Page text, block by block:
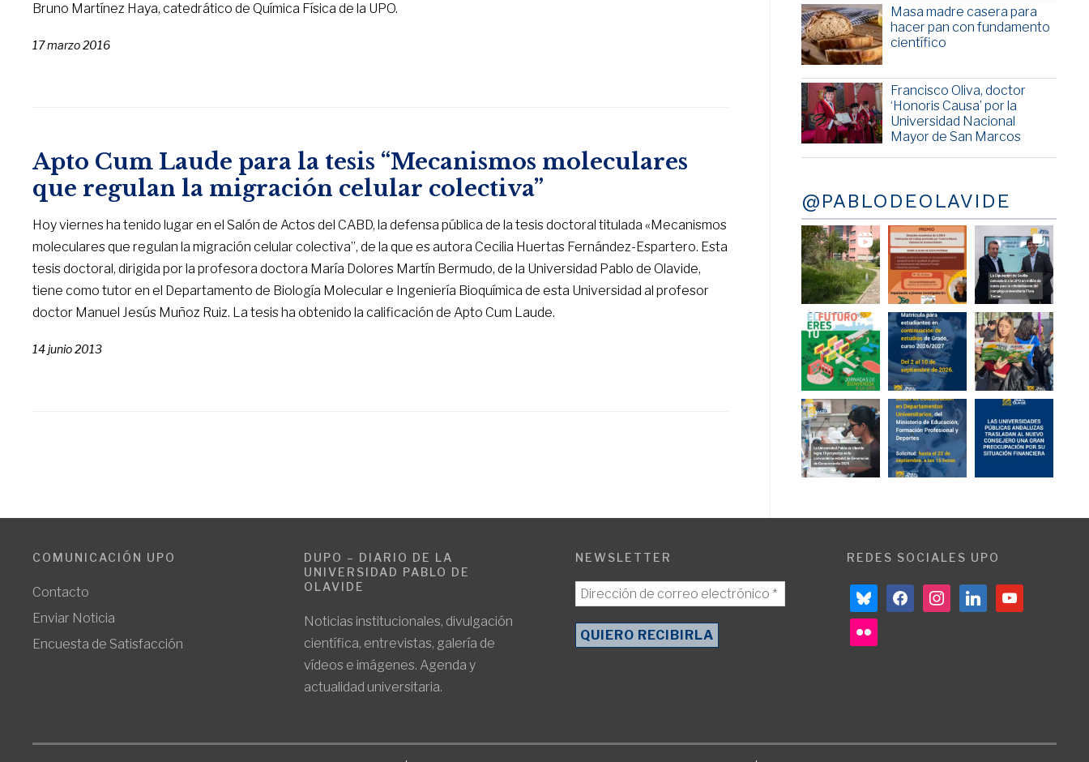
Bruno Martínez Haya, catedrático de Química Física de la UPO.
17 marzo 2016
Apto Cum Laude para la tesis “Mecanismos moleculares
que regulan la migración celular colectiva”
Hoy viernes ha tenido lugar en el Salón de Actos del CABD, la defensa pública de la tesis doctoral titulada «Mecanismos
moleculares que regulan la migración celular colectiva”, de la que es autora Cecilia Huertas Fernández-Espartero. Esta
tesis doctoral, dirigida por la profesora doctora María Dolores Martín Bermudo, de la Universidad Pablo de Olavide,
tiene como tutor en el Departamento de Biología Molecular e Ingeniería Bioquímica de esta Universidad al profesor
doctor Manuel Jesús Muñoz Ruiz. La tesis ha obtenido la calificación de Apto Cum Laude.
14 junio 2013
Masa madre casera para
hacer pan con fundamento
científico
Francisco Oliva, doctor
‘Honoris Causa’ por la
Universidad Nacional
Mayor de San Marcos
@PABLODEOLAVIDE
COMUNICACIÓN UPO
Contacto
Enviar Noticia
Encuesta de Satisfacción
DUPO – DIARIO DE LA
UNIVERSIDAD PABLO DE
OLAVIDE
Noticias institucionales, divulgación
científica, entrevistas, galería de
vídeos e imágenes. Agenda y
actualidad universitaria.
NEWSLETTER REDES SOCIALES UPO
blueskyfacebookinstagramlinkedin youtube
flickr